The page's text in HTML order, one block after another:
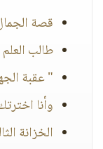
قصة
طالب
" عقبة
وأنا
الخزانة